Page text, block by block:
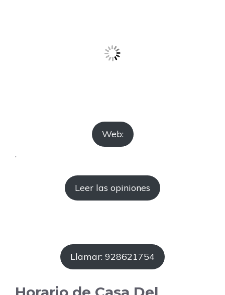
Web:
.
Leer las opiniones
Llamar: 928621754